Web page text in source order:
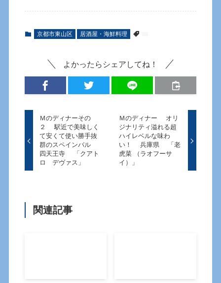
京都市東山区 居酒屋・海鮮料理
よかったらシェアしてね！
Ｍのディナーその
２ 駅近で美味しく
て安くて使い勝手抜
群のスペインバル
四天王寺 「クアト
ロ デヴァス」
Ｍのディナー オリ
ジナリティ溢れる超
ハイレベルな味わ
い！ 兵庫県 「老
虎菜 （ラオフーサ
イ）」
関連記事